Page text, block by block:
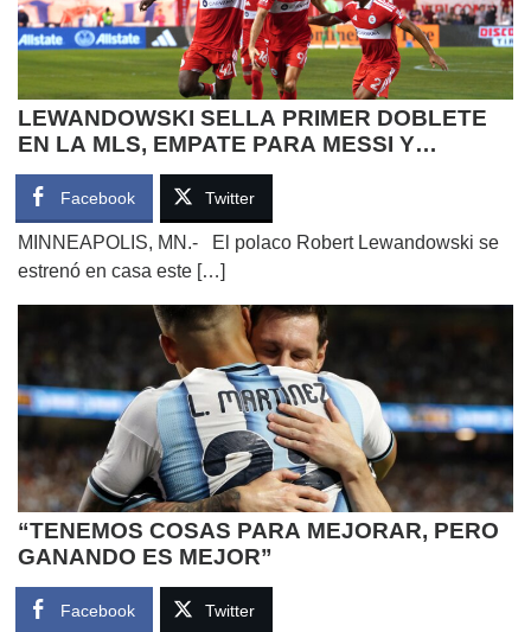
LEWANDOWSKI SELLA PRIMER DOBLETE
EN LA MLS, EMPATE PARA MESSI Y
DERROTA PARA GRIEZMANN
Facebook Twitter
MINNEAPOLIS, MN.- El polaco Robert Lewandowski se
estrenó en casa este […]
“TENEMOS COSAS PARA MEJORAR, PERO
GANANDO ES MEJOR”
Facebook Twitter